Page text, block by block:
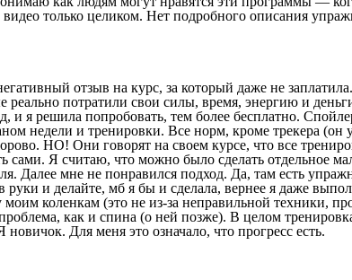
только целиком. Нет подробного описания
отзыв на курс, за который даже не
реально потратили свои силы, время, энергию и
и я решила попробовать, тем более бесплатно.
недели и тренировки. Все норм, кроме трекера
НО! Они говорят на своем курсе, что все
сами. Я считаю, что можно было сделать отдельное
Далее мне не понравился подход. Да, там есть
руки и делайте, мб я бы и сделала, вернее я даже
коленкам (это не из-за неправильной техники,
как и спина (о ней позже). В целом
Для меня это означало, что прогресс есть.